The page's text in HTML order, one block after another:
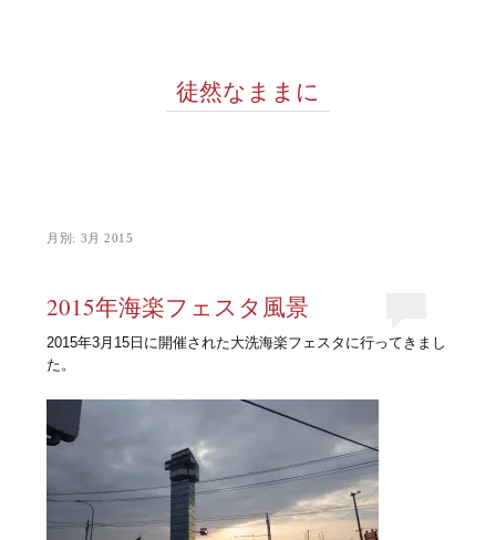
徒然なままに
月別: 3月 2015
2015年海楽フェスタ風景
2015年3月15日に開催された大洗海楽フェスタに行ってきまし
た。